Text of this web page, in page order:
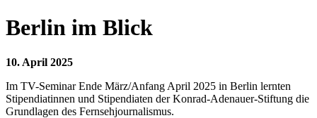
Berlin im Blick
10. April 2025
Im TV-Seminar Ende März/Anfang April 2025 in Berlin lernten
Stipendiatinnen und Stipendiaten der Konrad-Adenauer-Stiftung die
Grundlagen des Fernsehjournalismus.